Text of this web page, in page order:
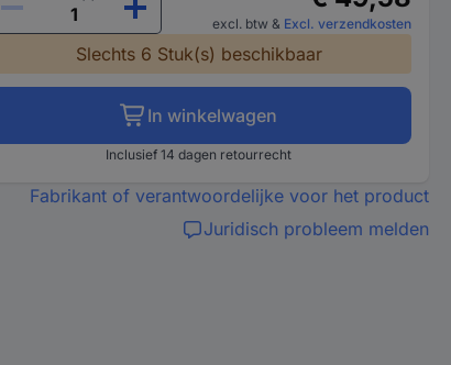
excl. btw & Excl. verzendkosten
Slechts 6 Stuk(s) beschikbaar
In winkelwagen
Inclusief 14 dagen retourrecht
Fabrikant of verantwoordelijke voor het product
Juridisch probleem melden